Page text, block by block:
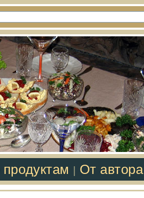
От автора